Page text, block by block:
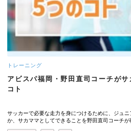
トレーニング
アビスパ福岡・野田直司コーチが
コト
サッカーで必要な走力を身につけるために、ジュ
か、サカママとしてできることを野田直司コーチ